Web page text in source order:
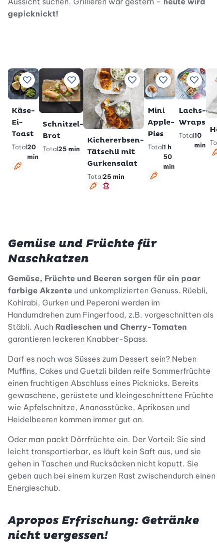
gepicknickt!
Zu Lieblingsrezepten hinzufügen
Käse-
Ei-
Toast
Total20
min
vegetarisch
Zu Lieblingsrezepten hinzufügen
Schnitzel-
Brot
Total25 min
Zu Lieblingsrezepten
Kichererbsen-
Tätschli mit
Gurkensalat
Total25 min
vegetarisch
schlank
Zu
Mini
Apple-
Pies
Total1 h
50
min
vegetarisch
Zu
Lachs-
Wraps
Total10
min
Gemüse und Früchte für
Naschkatzen
Gemüse, Früchte und Beeren sorgen für ein paar
farbige Akzente und unkomplizierten Genuss. Rüebli,
Kohlrabi, Gurken und Peperoni werden im
Handumdrehen zum Fingerfood, z.B. vorgeschnitten als
Stäbli. Auch Radieschen und Cherry-Tomaten
garantieren leckeren Knabber-Spass.
Darf es noch was Süsses zum Dessert sein? Neben
Muffins, Cakes und Guetzli bilden reife Sommerfrüchte
einen fruchtigen Abschluss eines Picknicks. Bereits
gewaschene, gerüstete und kleingeschnittene Früchte
wie Apfelschnitze, Ananasstücke, Aprikosen und
Heidelbeeren kommen immer gut an.
Oder man packt Dörrfrüchte ein. Der Vorteil: Sie sind
leicht transportierbar, es läuft kein Saft aus, und sie
gehen in Taschen und Rucksäcken nicht kaputt. Sie
geben auch bei einem kurzen Rast zwischendurch einen
Energieschub.
Apropos Erfrischung: Getränke
nicht vergessen!